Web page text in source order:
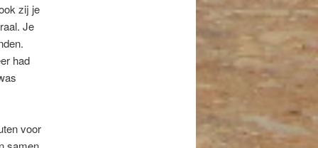
zij je
Je
had
voor